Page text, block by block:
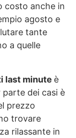
costo anche in
agosto e
tante
a quelle
last minute è
dei casi è
prezzo
trovare
rilassante in